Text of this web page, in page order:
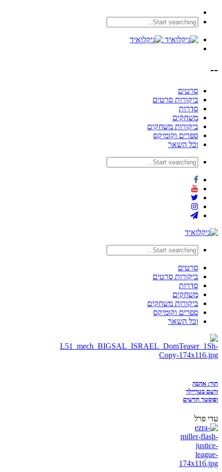
--
סרטים
ביקורות סרטים
סדרות
משחקים
ביקורות משחקים
ספרים וקומיקס
וכל השאר
סרטים
ביקורות סרטים
סדרות
משחקים
ביקורות משחקים
ספרים וקומיקס
וכל השאר
תור: אהבה
ורעם בטריילר
ופוסטר חדשים
עדי פרל